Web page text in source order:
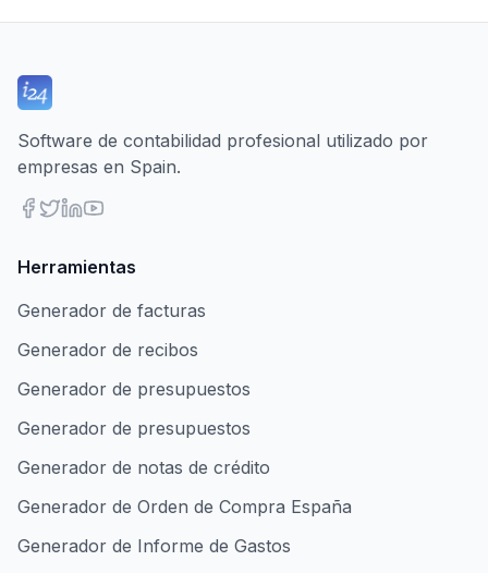
Software de contabilidad profesional utilizado por
empresas en Spain.
Herramientas
Generador de facturas
Generador de recibos
Generador de presupuestos
Generador de presupuestos
Generador de notas de crédito
Generador de Orden de Compra España
Generador de Informe de Gastos